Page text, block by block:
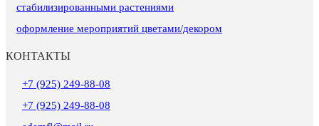
стабилизированными растениями
оформление мероприятий цветами/декором
КОНТАКТЫ
+7 (925) 249-88-08
+7 (925) 249-88-08